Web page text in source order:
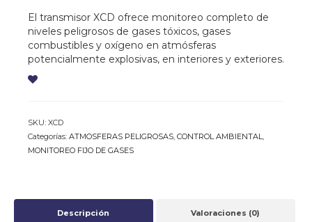
El transmisor XCD ofrece monitoreo completo de
niveles peligrosos de gases tóxicos, gases
combustibles y oxígeno en atmósferas
potencialmente explosivas, en interiores y exteriores.
SKU: XCD
Categorías: ATMOSFERAS PELIGROSAS, CONTROL AMBIENTAL,
MONITOREO FIJO DE GASES
Descripción Valoraciones (0)